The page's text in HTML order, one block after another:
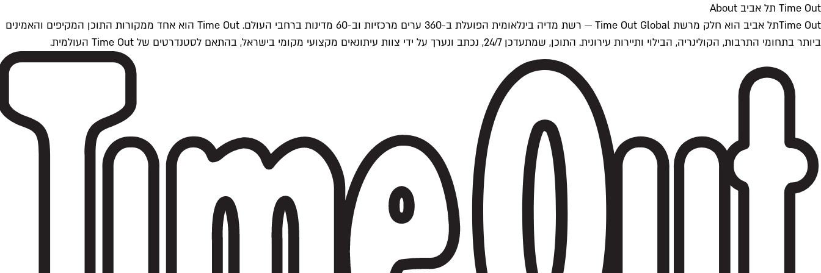
Time Out תל אביב About
Time Outתל אביב הוא חלק מרשת Time Out Global — רשת מדיה בינלאומית הפועלת ב-360 ערים מרכזיות וב-60 מדינות ברחבי העולם. Time Out הוא אחד ממקורות התוכן המקיפים והאמינים
ביותר בתחומי התרבות, הקולינריה, הבילוי ותיירות עירונית. התוכן, שמתעדכן 24/7, נכתב ונערך על ידי צוות עיתונאים מקצועי מקומי בישראל, בהתאם לסטנדרטים של Time Out העולמית.